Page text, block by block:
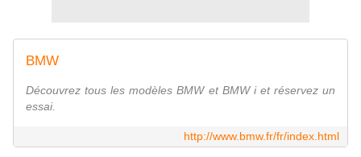
BMW
Découvrez tous les modèles BMW et BMW i et réservez un
essai.
http://www.bmw.fr/fr/index.html